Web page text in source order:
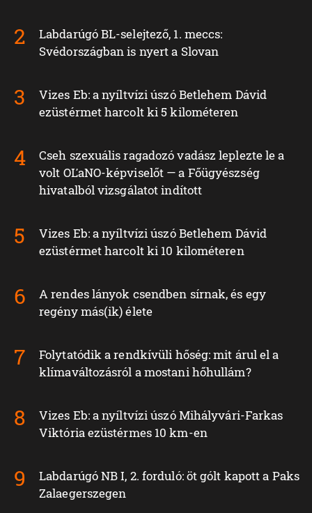
Labdarúgó BL-selejtező, 1. meccs:
Svédországban is nyert a Slovan
Vizes Eb: a nyíltvízi úszó Betlehem Dávid
ezüstérmet harcolt ki 5 kilométeren
Cseh szexuális ragadozó vadász leplezte le a
volt OĽaNO-képviselőt — a Főügyészség
hivatalból vizsgálatot indított
Vizes Eb: a nyíltvízi úszó Betlehem Dávid
ezüstérmet harcolt ki 10 kilométeren
A rendes lányok csendben sírnak, és egy
regény más(ik) élete
Folytatódik a rendkívüli hőség: mit árul el a
klímaváltozásról a mostani hőhullám?
Vizes Eb: a nyíltvízi úszó Mihályvári-Farkas
Viktória ezüstérmes 10 km-en
Labdarúgó NB I, 2. forduló: öt gólt kapott a Paks
Zalaegerszegen